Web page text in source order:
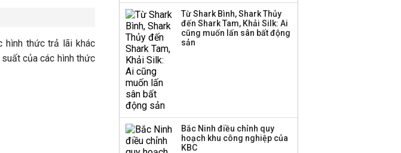
hình thức trả lãi khác
của các hình thức
Huấn Hoa Hồng bỗng
dưng ‘biến mất’, một
công ty khác đã giải thể
Từ Shark Bình, Shark Thủy
đến Shark Tam, Khải Silk: Ai
cũng muốn lấn sân bất động
sản
Bắc Ninh điều chỉnh quy
hoạch khu công nghiệp của
KBC